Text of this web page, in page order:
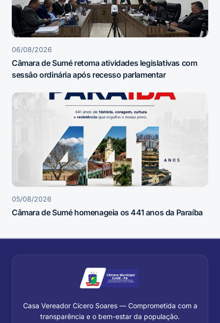
06/08/2026
Câmara de Sumé retoma atividades legislativas com
sessão ordinária após recesso parlamentar
05/08/2026
Câmara de Sumé homenageia os 441 anos da Paraíba
Casa Vereador Cícero Soares — Comprometida com a
transparência e o bem-estar da população.